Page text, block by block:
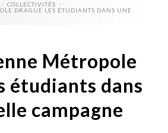
COLLECTIVITÉS
DRAGUE LES ÉTUDIANTS DANS UNE
Métropole
étudiants dans
campagne